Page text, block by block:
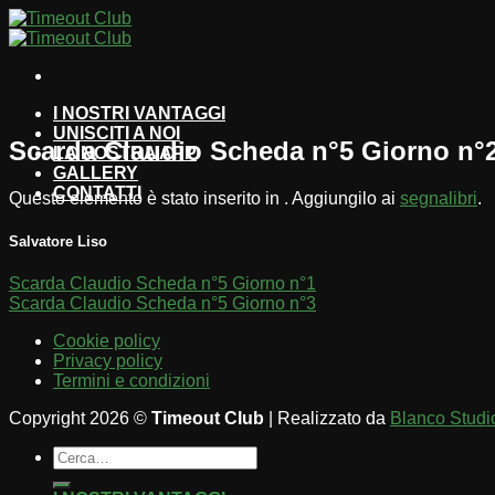
Salta
ai
I NOSTRI VANTAGGI
UNISCITI A NOI
LA NOSTRA APP
GALLERY
CONTATTI
Scarda Claudio Scheda n°5 Giorno
Questo elemento è stato inserito in . Aggiungilo ai segnalibri.
Salvatore Liso
Scarda Claudio Scheda n°5 Giorno n°1
Scarda Claudio Scheda n°5 Giorno n°3
Cookie policy
Privacy policy
Termini e condizioni
Copyright 2026 © Timeout Club | Realizzato da Blanco